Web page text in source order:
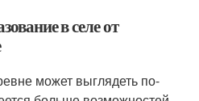
в селе от
может выглядеть по-